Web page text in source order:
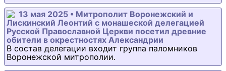
13 мая 2025 • Митрополит Воронежский и
Лискинский Леонтий с монашеской делегацией
Русской Православной Церкви посетил древние
обители в окрестностях Александрии
В состав делегации входит группа паломников
Воронежской митрополии.